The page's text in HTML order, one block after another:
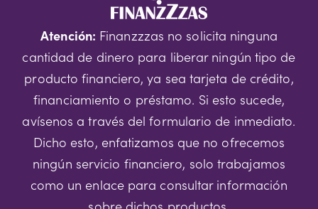
Atención: Finanzzzas no solicita ninguna
cantidad de dinero para liberar ningún tipo de
producto financiero, ya sea tarjeta de crédito,
financiamiento o préstamo. Si esto sucede,
avísenos a través del formulario de inmediato.
Dicho esto, enfatizamos que no ofrecemos
ningún servicio financiero, solo trabajamos
como un enlace para consultar información